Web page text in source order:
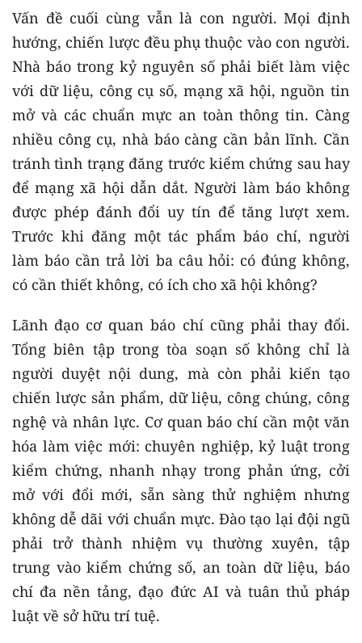
Vấn đề cuối cùng vẫn là con người. Mọi định
hướng, chiến lược đều phụ thuộc vào con người.
Nhà báo trong kỷ nguyên số phải biết làm việc
với dữ liệu, công cụ số, mạng xã hội, nguồn tin
mở và các chuẩn mực an toàn thông tin. Càng
nhiều công cụ, nhà báo càng cần bản lĩnh. Cần
tránh tình trạng đăng trước kiểm chứng sau hay
để mạng xã hội dẫn dắt. Người làm báo không
được phép đánh đổi uy tín để tăng lượt xem.
Trước khi đăng một tác phẩm báo chí, người
làm báo cần trả lời ba câu hỏi: có đúng không,
có cần thiết không, có ích cho xã hội không?
Lãnh đạo cơ quan báo chí cũng phải thay đổi.
Tổng biên tập trong tòa soạn số không chỉ là
người duyệt nội dung, mà còn phải kiến tạo
chiến lược sản phẩm, dữ liệu, công chúng, công
nghệ và nhân lực. Cơ quan báo chí cần một văn
hóa làm việc mới: chuyên nghiệp, kỷ luật trong
kiểm chứng, nhanh nhạy trong phản ứng, cởi
mở với đổi mới, sẵn sàng thử nghiệm nhưng
không dễ dãi với chuẩn mực. Đào tạo lại đội ngũ
phải trở thành nhiệm vụ thường xuyên, tập
trung vào kiểm chứng số, an toàn dữ liệu, báo
chí đa nền tảng, đạo đức AI và tuân thủ pháp
luật về sở hữu trí tuệ.